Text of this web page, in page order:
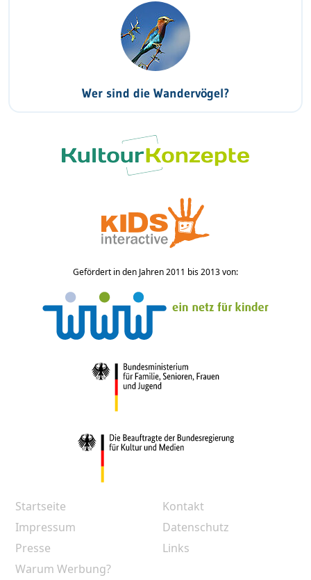
Wer sind die Wandervögel?
Gefördert in den Jahren 2011 bis 2013 von:
Startseite
Kontakt
Impressum
Datenschutz
Presse
Links
Warum Werbung?